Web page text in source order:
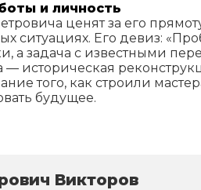
и личность
ценят за его
ситуациях. Его девиз:
а задача с известными
— историческая
того, как строили
будущее.
Викторов